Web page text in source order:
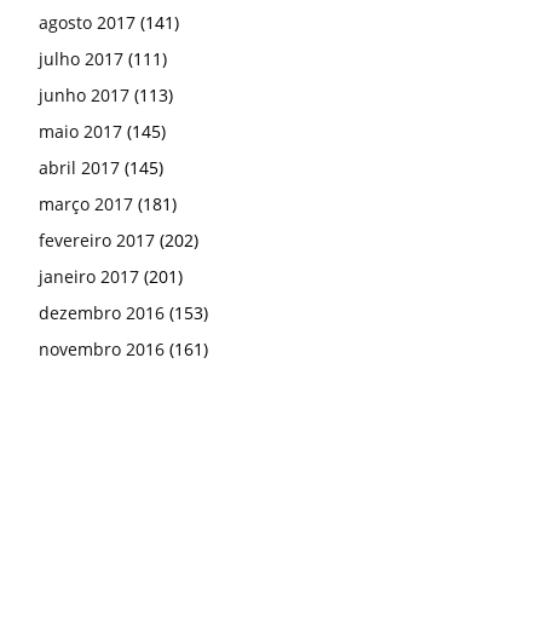
dezembro 2016(153)
novembro 2016(161)
outubro 2016 (132)
setembro 2016(91)
agosto 2016 (195)
julho 2016(182)
junho 2016(93)
© https://nordestenoticia.com.br